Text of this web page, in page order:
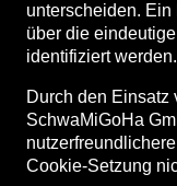
unterscheiden. Ein
über die
identifiziert werden.
Durch den Einsatz
SchwaMiGoHa
Cookie-Setzung